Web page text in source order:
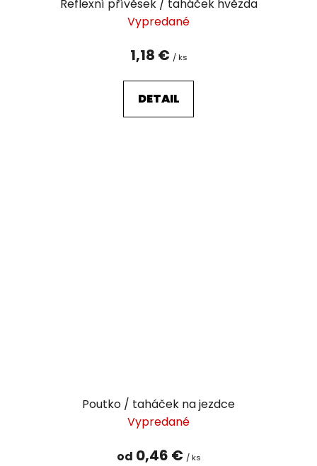
Reflexní přívěsek / taháček hvězda
Vypredané
1,18 € / ks
DETAIL
Poutko / taháček na jezdce
Vypredané
od 0,46 € / ks